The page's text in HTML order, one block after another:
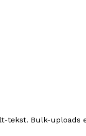
tekst. Bulk-uploads